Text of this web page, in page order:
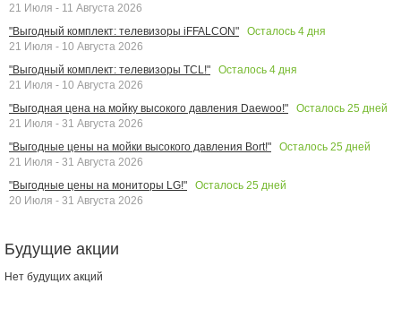
21 Июля - 11 Августа 2026
"Выгодный комплект: телевизоры iFFALCON"
Осталось 4 дня
21 Июля - 10 Августа 2026
"Выгодный комплект: телевизоры TCL!"
Осталось 4 дня
21 Июля - 10 Августа 2026
"Выгодная цена на мойку высокого давления Daewoo!"
Осталось 25 дней
21 Июля - 31 Августа 2026
"Выгодные цены на мойки высокого давления Bort!"
Осталось 25 дней
21 Июля - 31 Августа 2026
"Выгодные цены на мониторы LG!"
Осталось 25 дней
20 Июля - 31 Августа 2026
Будущие акции
Нет будущих акций